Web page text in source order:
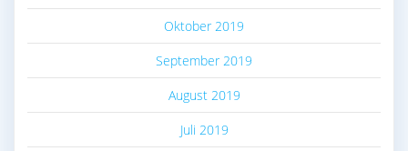
Oktober 2019
September 2019
August 2019
Juli 2019